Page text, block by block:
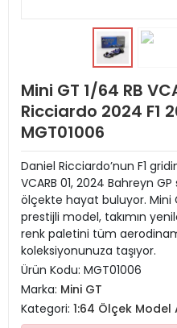
Mini GT 1/64 RB
Ricciardo 2024 F1
MGT01006
Daniel Ricciardo’nun F1
VCARB 01, 2024 Bahreyn
ölçekte hayat buluyor. Mini
prestijli model, takımın
renk paletini tüm
koleksiyonunuza taşıyor.
Ürün Kodu: MGT01006
Marka: Mini GT
Kategori: 1:64 Ölçek